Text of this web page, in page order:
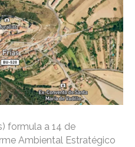
formula a 14 de
Ambiental Estratégico